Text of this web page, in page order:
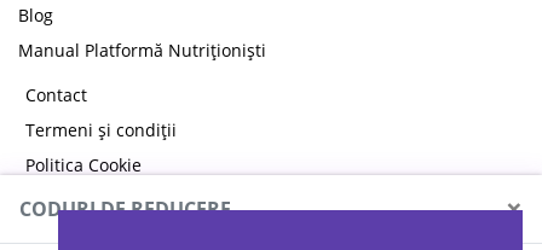
Blog
Manual Platformă Nutriționiști
Contact
Termeni și condiții
Politica Cookie
Politica de confidențialitate
CODURI DE REDUCERE ×